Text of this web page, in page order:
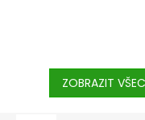
ZOBRAZIT